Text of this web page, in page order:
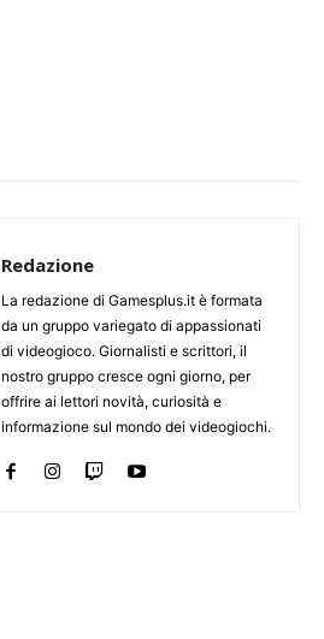
Redazione
La redazione di Gamesplus.it è formata
da un gruppo variegato di appassionati
di videogioco. Giornalisti e scrittori, il
nostro gruppo cresce ogni giorno, per
offrire ai lettori novità, curiosità e
informazione sul mondo dei videogiochi.